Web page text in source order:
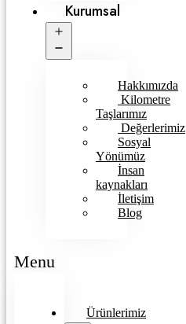
Kurumsal
menu
Hakkımızda
Kilometre
Taşlarımız
Değerlerimiz
Sosyal
Yönümüz
İnsan
kaynakları
İletişim
Blog
Menu
Ürünlerimiz